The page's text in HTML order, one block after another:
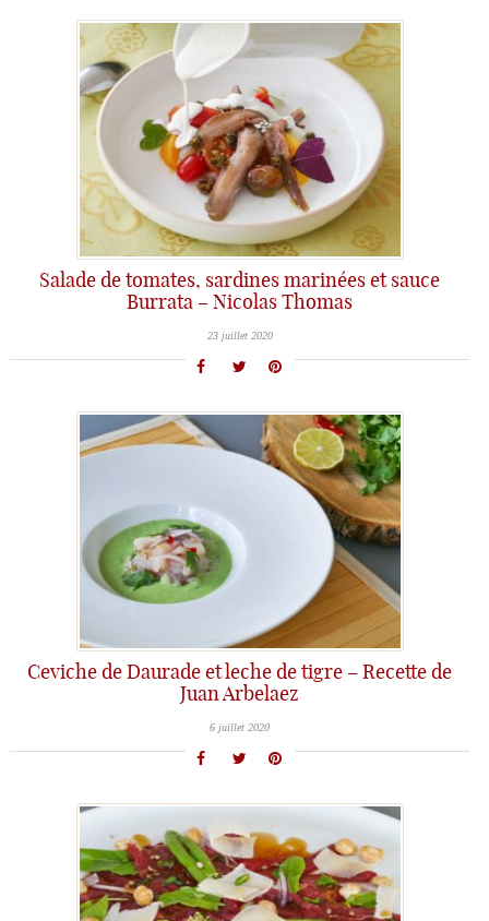
Salade de tomates, sardines marinées et sauce
Burrata – Nicolas Thomas
23 juillet 2020
Ceviche de Daurade et leche de tigre – Recette de
Juan Arbelaez
6 juillet 2020